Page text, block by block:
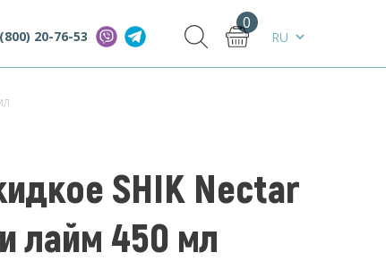
20-76-53
0
SHIK Nectar
лайм 450 мл